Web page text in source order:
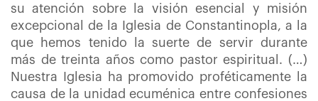
su atención sobre la visión esencial y misión
excepcional de la Iglesia de Constantinopla, a la
que hemos tenido la suerte de servir durante
más de treinta años como pastor espiritual. (…)
Nuestra Iglesia ha promovido proféticamente la
causa de la unidad ecuménica entre confesiones